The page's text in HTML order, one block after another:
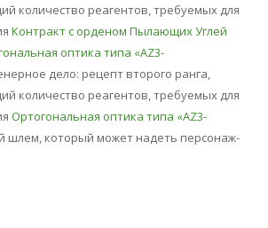
количество реагентов, требуемых для
Контракт с орденом Пылающих Углей
оптика типа «AZ3-
дело: рецепт второго ранга,
количество реагентов, требуемых для
Ортогональная оптика типа «AZ3-
шлем, который может надеть персонаж-